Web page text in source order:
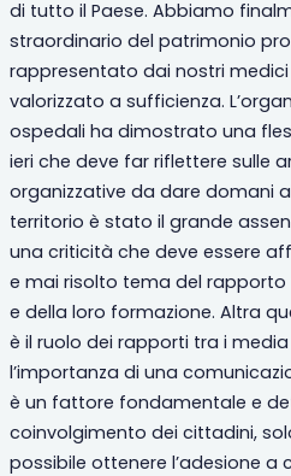
di tutto il Paese. Abbiamo
straordinario del patrimonio
rappresentato dai nostri medici
valorizzato a sufficienza.
ospedali ha dimostrato una
ieri che deve far riflettere sulle
organizzative da dare domani
territorio è stato il grande
una criticità che deve essere
e mai risolto tema del rapporto
e della loro formazione. Altra
è il ruolo dei rapporti tra i
l’importanza di una
è un fattore fondamentale e
coinvolgimento dei cittadini,
possibile ottenere l’adesione